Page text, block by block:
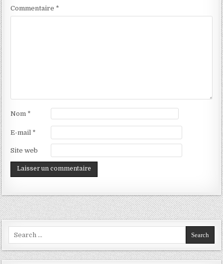
Commentaire *
Nom *
E-mail *
Site web